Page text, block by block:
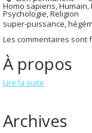
Homo sapiens,Humain,
Psychologie,Religion
super-puissance,
Les commentaires sont
À propos
Lire la suite
Archives